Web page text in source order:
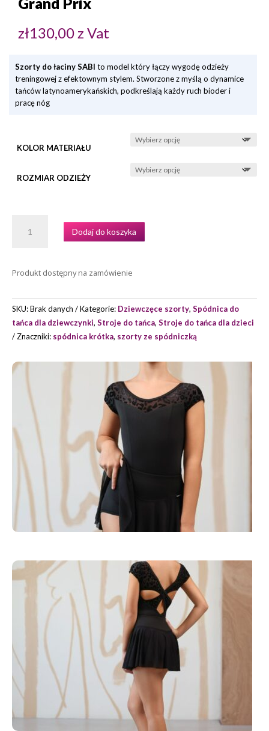
zł130,00z Vat
Szorty do łaciny SABI to model który łączy wygodę odzieży
treningowej z efektownym stylem. Stworzone z myślą o dynamice
tańców latynoamerykańskich, podkreślają każdy ruch bioder i
pracę nóg
KOLOR MATERIAŁU
ROZMIAR ODZIEŻY
SZORTY
SABI
GRAND
PRIX
Dodaj do koszyka
Produkt dostępny na zamówienie
SKU:Brak danych Kategorie: Dziewczęce szorty, Spódnica do
tańca dla dziewczynki, Stroje do tańca, Stroje do tańca dla dzieci
Znaczniki: spódnica krótka, szorty ze spódniczką